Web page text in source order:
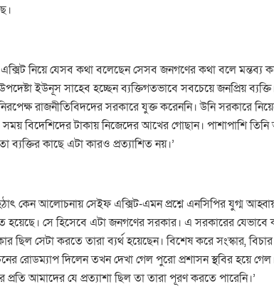
নিয়ে যেসব কথা বলেছেন সেসব জনগণের কথা বলে মন্তব্য
ইউনূস সাহেব হচ্ছেন ব্যক্তিগতভাবে সবচেয়ে জনপ্রিয়
রাজনীতিবিদদের সরকারে যুক্ত করেননি। উনি সরকারে
বিদেশিদের টাকায় নিজেদের আখের গোছান। পাশাপাশি
ব্যক্তির কাছে এটা কারও প্রত্যাশিত নয়।’
কেন আলোচনায় সেইফ এক্সিট-এমন প্রশ্নে এনসিপির যুগ্ম
সে হিসেবে এটা জনগণের সরকার। এ সরকারের যেভাবে
ছিল সেটা করতে তারা ব্যর্থ হয়েছেন। বিশেষ করে সংস্কার,
রোডম্যাপ দিলেন তখন দেখা গেল পুরো প্রশাসন স্থবির হয়ে
আমাদের যে প্রত্যাশা ছিল তা তারা পূরণ করতে পারেনি।’